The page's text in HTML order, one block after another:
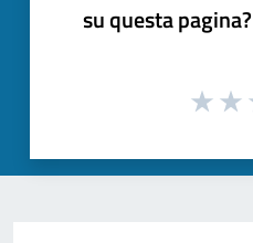
su questa pagina?